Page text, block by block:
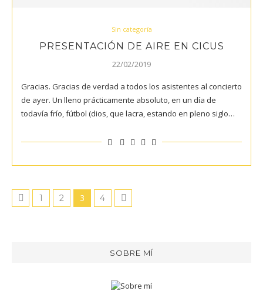
Sin categoría
PRESENTACIÓN DE AIRE EN CICUS
22/02/2019
Gracias. Gracias de verdad a todos los asistentes al concierto
de ayer. Un lleno prácticamente absoluto, en un día de
todavía frío, fútbol (dios, que lacra, estando en pleno siglo…
1 2 3 4
SOBRE MÍ